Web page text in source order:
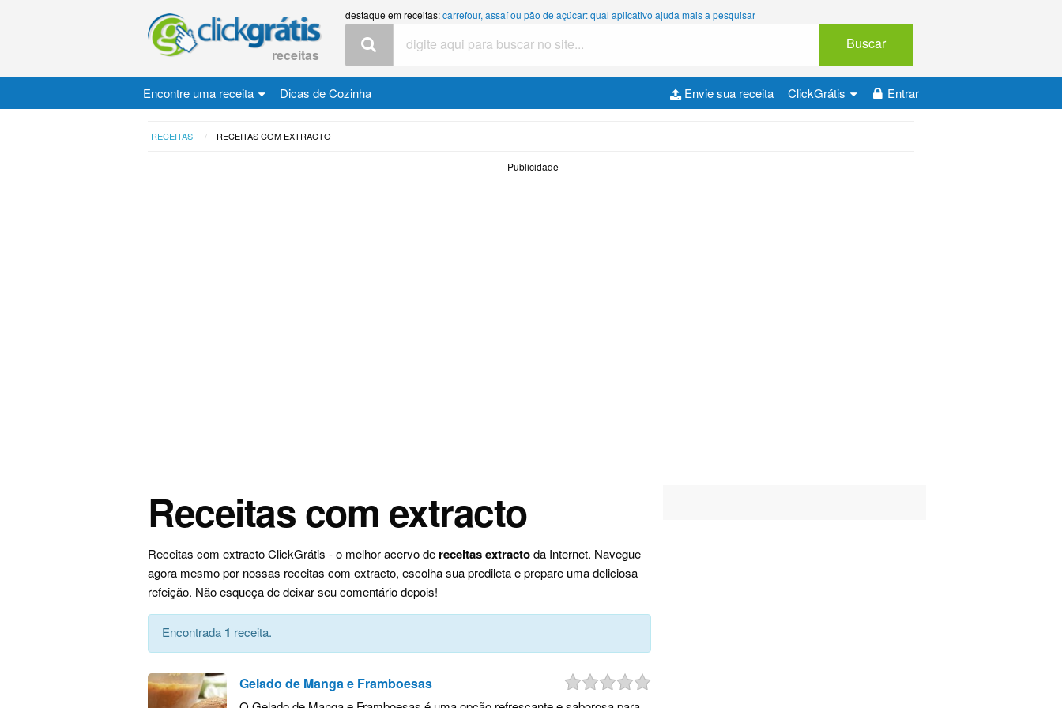
receitas
destaque em receitas:carrefour, assaí ou pão de açúcar: qual aplicativo ajuda mais a pesquisar
Buscar
Encontre uma receita Dicas de Cozinha Entrar
ClickGrátis
Envie sua receita
RECEITAS RECEITAS COM EXTRACTO
Publicidade
Receitas com extracto
Receitas com extracto ClickGrátis - o melhor acervo de receitas extractoda Internet. Navegue
agora mesmo por nossas receitas com extracto, escolha sua predileta e prepare uma deliciosa
refeição. Não esqueça de deixar seu comentário depois!
Encontrada 1 receita.
Gelado de Manga e Framboesas